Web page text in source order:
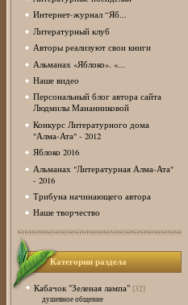
Интернет-журнал “Яб...
Литературный клуб
Авторы реализуют свои книги
Альманах «Яблоко». «...
Наше видео
Персональный блог автора сайта
Людмилы Мананниковой
Конкурс Литературного дома
"Алма-Ата" - 2012
Яблоко 2016
Альманах "Литературная Алма-Ата"
- 2016
Трибуна начинающего автора
Наше творчество
Категории раздела
Кабачок "Зеленая лампа" [32]
душевное общение